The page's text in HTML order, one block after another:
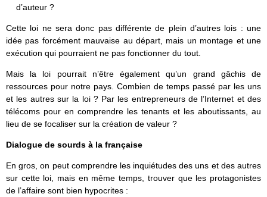
d’auteur ?
Cette loi ne sera donc pas différente de plein d’autres lois : une
idée pas forcément mauvaise au départ, mais un montage et une
exécution qui pourraient ne pas fonctionner du tout.
Mais la loi pourrait n’être également qu’un grand gâchis de
ressources pour notre pays. Combien de temps passé par les uns
et les autres sur la loi ? Par les entrepreneurs de l’Internet et des
télécoms pour en comprendre les tenants et les aboutissants, au
lieu de se focaliser sur la création de valeur ?
Dialogue de sourds à la française
En gros, on peut comprendre les inquiétudes des uns et des autres
sur cette loi, mais en même temps, trouver que les protagonistes
de l’affaire sont bien hypocrites :